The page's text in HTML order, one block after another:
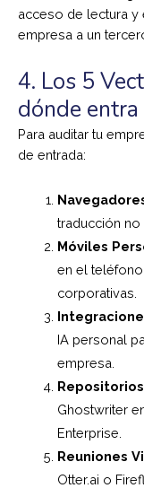
acceso de lectura y
empresa a un
4. Los 5
dónde
Para auditar tu
de entrada:
traducción no
Móviles
en el
corporativas.
IA personal
empresa.
Ghostwriter
Enterprise.
Reuniones
Otter.ai o